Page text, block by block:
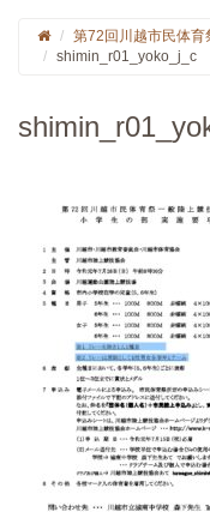
第72回川越市民体
shimin_r01_yoko_j_c